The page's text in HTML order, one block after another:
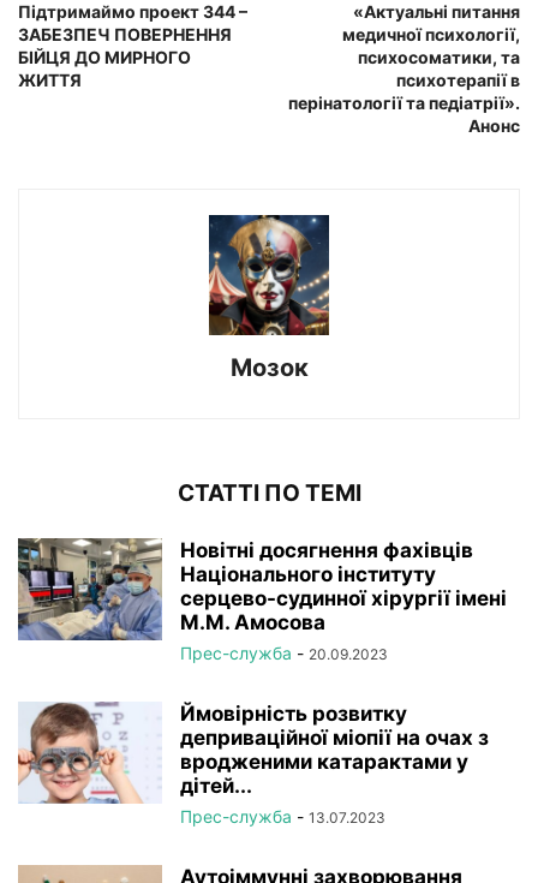
Підтримаймо проект 344 –
ЗАБЕЗПЕЧ ПОВЕРНЕННЯ
БІЙЦЯ ДО МИРНОГО
ЖИТТЯ
«Актуальні питання
медичної психології,
психосоматики, та
психотерапії в
перінатології та педіатрії».
Анонс
Мозок
СТАТТІ ПО ТЕМІ
Новітні досягнення фахівців
Національного інституту
серцево-судинної хірургії імeні
М.М. Амосова
Прес-служба - 20.09.2023
Ймовірність розвитку
деприваційної міопії на очах з
вродженими катарактами у
дітей...
Прес-служба - 13.07.2023
Аутоіммунні захворювання